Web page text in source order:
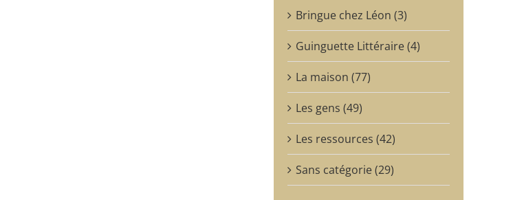
Bringue chez Léon (3)
Guinguette Littéraire (4)
La maison (77)
Les gens (49)
Les ressources (42)
Sans catégorie (29)